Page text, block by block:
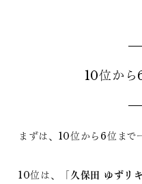
10位から
まずは、10位から6位まで
10位は、「久保田 ゆずリ